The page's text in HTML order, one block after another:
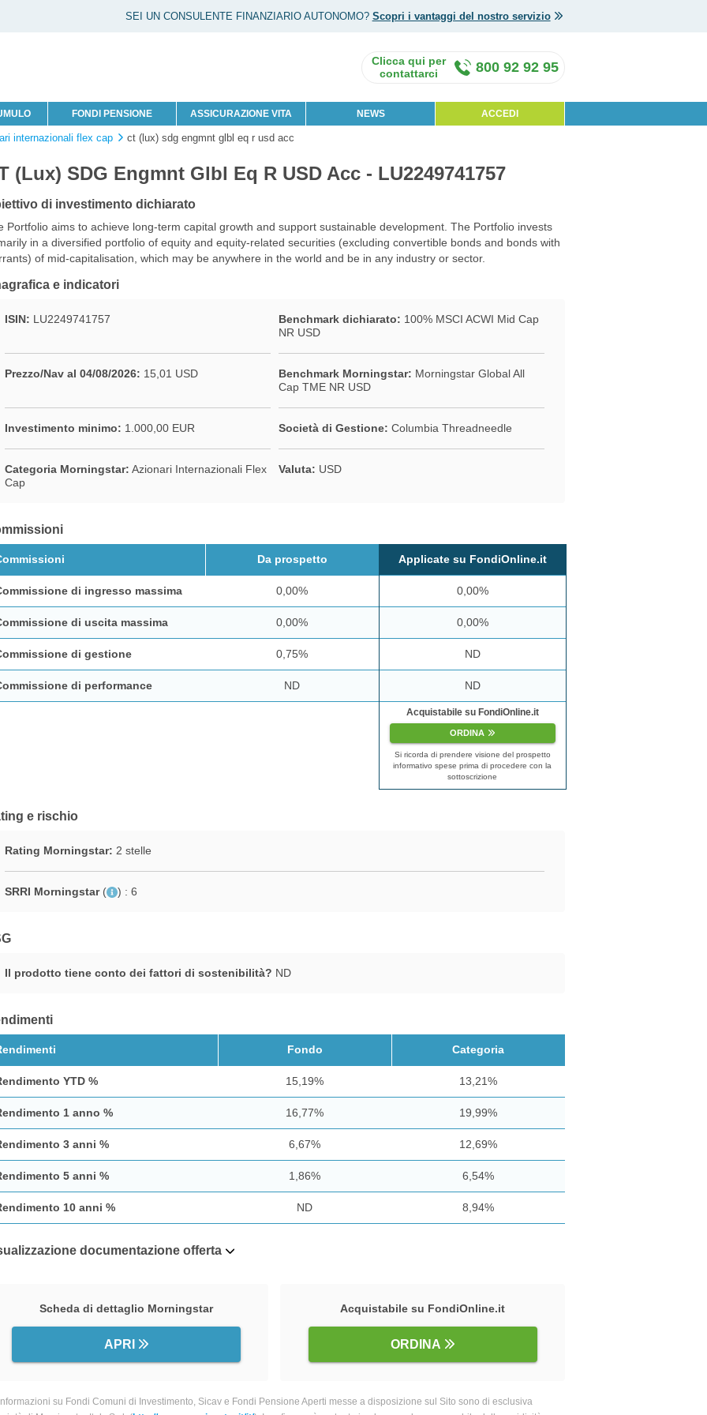
SEI UN CONSULENTE FINANZIARIO AUTONOMO? Scopri i vantaggi del nostro servizio
FONDI PENSIONE ASSICURAZIONE VITA NEWS ACCEDI
800 92 92 95
internazionali flex cap ct (lux) sdg engmnt glbl eq r usd acc
(Lux) SDG Engmnt Glbl Eq R USD Acc - LU2249741757
di investimento dichiarato
Portfolio aims to achieve long-term capital growth and support sustainable development. The Portfolio invests
in a diversified portfolio of equity and equity-related securities (excluding convertible bonds and bonds with
of mid-capitalisation, which may be anywhere in the world and be in any industry or sector.
e indicatori
ISIN: LU2249741757 Benchmark dichiarato: 100% MSCI ACWI Mid Cap
NR USD
Prezzo/Nav al 04/08/2026: 15,01 USD Benchmark Morningstar: Morningstar Global All
Cap TME NR USD
Investimento minimo: 1.000,00 EUR Società di Gestione: Columbia Threadneedle
Categoria Morningstar: Azionari Internazionali Flex
Cap
Valuta: USD
Da prospetto Applicate su FondiOnline.it
di ingresso massima 0,00% 0,00%
di uscita massima 0,00% 0,00%
di gestione 0,75% ND
di performance ND ND
Acquistabile su FondiOnline.it
ORDINA
Si ricorda di prendere visione del prospetto
informativo spese prima di procedere con la
sottoscrizione
e rischio
Rating Morningstar: 2 stelle
SRRI Morningstar ( ) : 6
Il prodotto tiene conto dei fattori di sostenibilità? ND
Fondo Categoria
YTD % 15,19% 13,21%
1 anno % 16,77% 19,99%
3 anni % 6,67% 12,69%
5 anni % 1,86% 6,54%
10 anni % ND 8,94%
documentazione offerta
Scheda di dettaglio Morningstar
APRI
Acquistabile su FondiOnline.it
ORDINA
su Fondi Comuni di Investimento, Sicav e Fondi Pensione Aperti messe a disposizione sul Sito sono di esclusiva